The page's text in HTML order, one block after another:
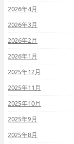
2026年4月
2026年3月
2026年2月
2026年1月
2025年12月
2025年11月
2025年10月
2025年9月
2025年8月